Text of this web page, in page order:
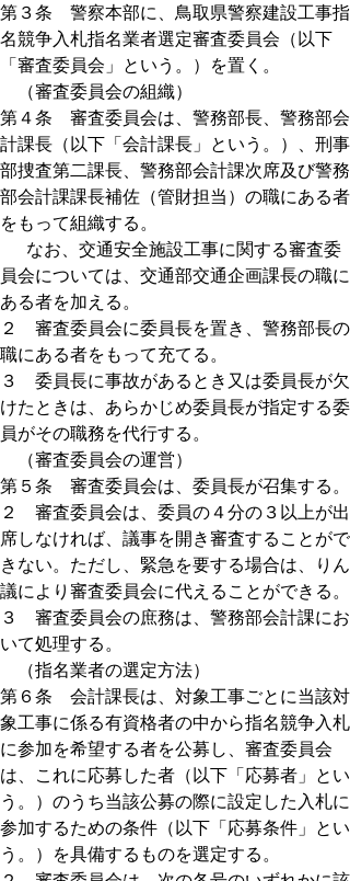
第３条 警察本部に、鳥取県警察建設工事指
名競争入札指名業者選定審査委員会（以下
「審査委員会」という。）を置く。
（審査委員会の組織）
第４条 審査委員会は、警務部長、警務部会
計課長（以下「会計課長」という。）、刑事
部捜査第二課長、警務部会計課次席及び警務
部会計課課長補佐（管財担当）の職にある者
をもって組織する。
なお、交通安全施設工事に関する審査委
員会については、交通部交通企画課長の職に
ある者を加える。
２ 審査委員会に委員長を置き、警務部長の
職にある者をもって充てる。
３ 委員長に事故があるとき又は委員長が欠
けたときは、あらかじめ委員長が指定する委
員がその職務を代行する。
（審査委員会の運営）
第５条 審査委員会は、委員長が召集する。
２ 審査委員会は、委員の４分の３以上が出
席しなければ、議事を開き審査することがで
きない。ただし、緊急を要する場合は、りん
議により審査委員会に代えることができる。
３ 審査委員会の庶務は、警務部会計課にお
いて処理する。
（指名業者の選定方法）
第６条 会計課長は、対象工事ごとに当該対
象工事に係る有資格者の中から指名競争入札
に参加を希望する者を公募し、審査委員会
は、これに応募した者（以下「応募者」とい
う。）のうち当該公募の際に設定した入札に
参加するための条件（以下「応募条件」とい
う。）を具備するものを選定する。